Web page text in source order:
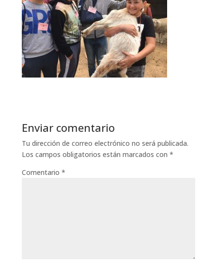
Enviar comentario
Tu dirección de correo electrónico no será publicada.
Los campos obligatorios están marcados con *
Comentario *